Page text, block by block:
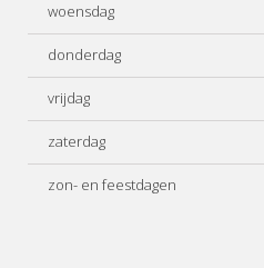
woensdag
donderdag
vrijdag
zaterdag
zon- en feestdagen